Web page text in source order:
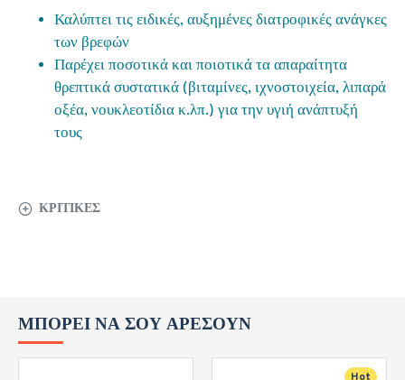
Καλύπτει τις ειδικές, αυξημένες διατροφικές ανάγκες
των βρεφών
Παρέχει ποσοτικά και ποιοτικά τα απαραίτητα
θρεπτικά συστατικά (βιταμίνες, ιχνοστοιχεία, λιπαρά
οξέα, νουκλεοτίδια κ.λπ.) για την υγιή ανάπτυξή
τους
ΚΡΙΤΙΚΈΣ
ΜΠΟΡΕΊ ΝΑ ΣΟΥ ΑΡΈΣΟΥΝ